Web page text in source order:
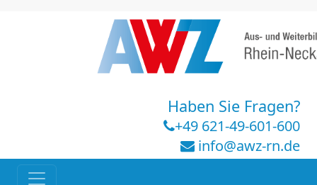
Haben Sie Fragen?
+49 621-49-601-600
info@awz-rn.de